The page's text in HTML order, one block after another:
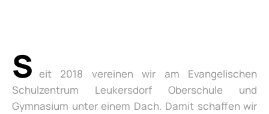
S eit 2018 vereinen wir am Evangelischen
Schulzentrum Leukersdorf Oberschule und
Gymnasium unter einem Dach. Damit schaffen wir